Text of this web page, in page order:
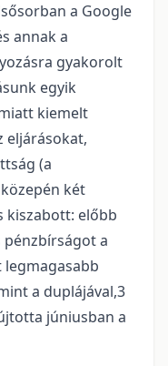
a Google
annak a
gyakorolt
egyik
kiemelt
eljárásokat,
(a
két
kiszabott: előbb
a
legmagasabb
a duplájával,3
júniusban a